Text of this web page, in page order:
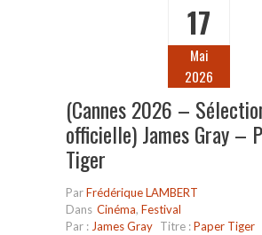
17
Mai
2026
(Cannes 2026 –
officielle) James Gray –
Tiger
ParFrédérique LAMBERT
Dans Cinéma, Festival
Par : James Gray Titre :Paper Tiger